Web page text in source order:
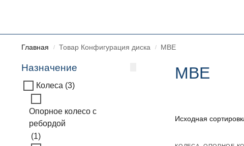
Главная / Товар Конфигурация диска / MBE
MBE
Назначение
Колеса (3)
Опорное колесо с
ребордой
(1)